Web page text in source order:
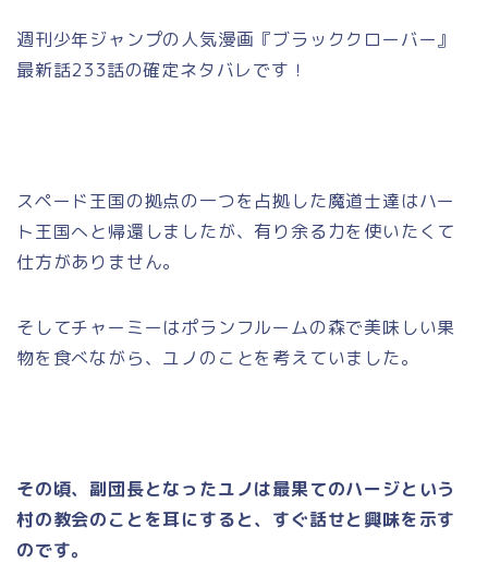
週刊少年ジャンプの人気漫画『ブラッククローバー』
最新話233話の確定ネタバレです！
スペード王国の拠点の一つを占拠した魔道士達はハー
ト王国へと帰還しましたが、有り余る力を使いたくて
仕方がありません。
そしてチャーミーはポランフルームの森で美味しい果
物を食べながら、ユノのことを考えていました。
その頃、副団長となったユノは最果てのハージという
村の教会のことを耳にすると、すぐ話せと興味を示す
のです。